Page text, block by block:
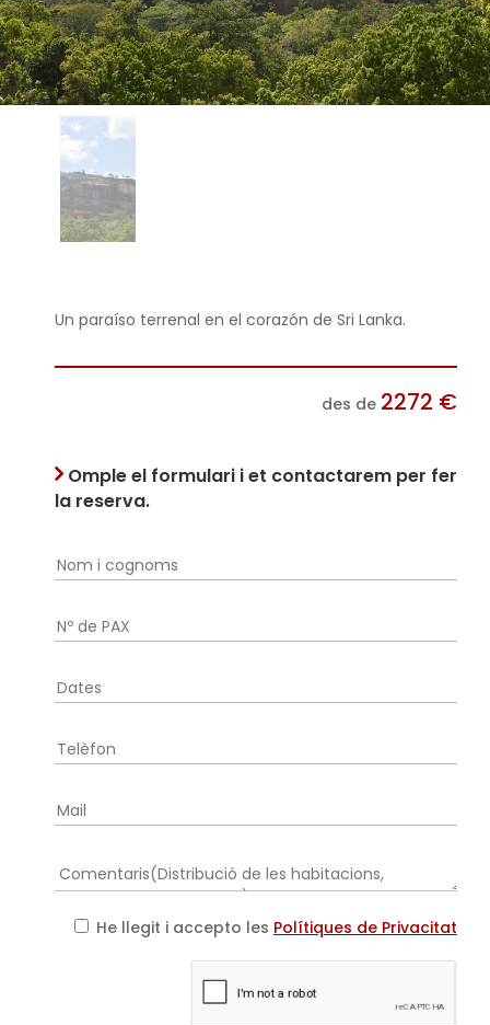
Un paraíso terrenal en el corazón de Sri Lanka.
des de 2272 €
Omple el formulari i et contactarem per fer
la reserva.
He llegit i accepto les Polítiques de Privacitat